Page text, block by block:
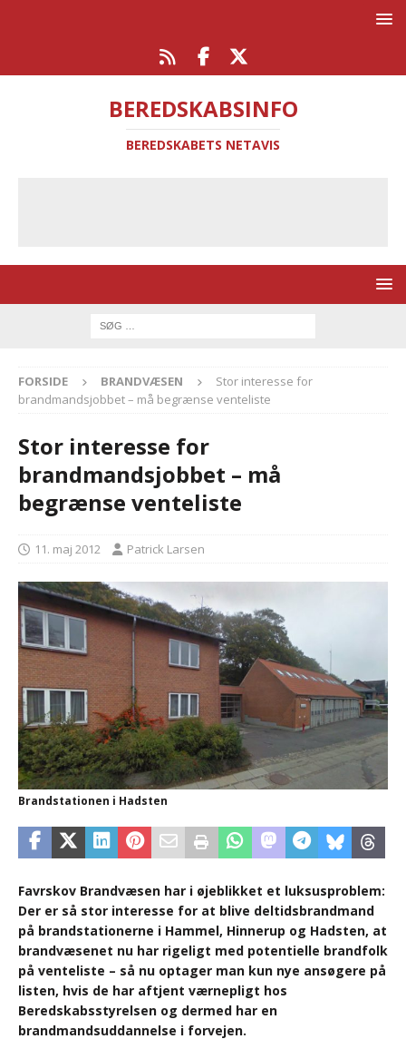
BEREDSKABSINFO
BEREDSKABETS NETAVIS
FORSIDE BRANDVÆSEN
Stor interesse for
brandmandsjobbet – må begrænse venteliste
Stor interesse for
brandmandsjobbet – må
begrænse venteliste
11. maj 2012 Patrick Larsen
Brandstationen i Hadsten
Favrskov Brandvæsen har i øjeblikket et luksusproblem:
Der er så stor interesse for at blive deltidsbrandmand
på brandstationerne i Hammel, Hinnerup og Hadsten, at
brandvæsenet nu har rigeligt med potentielle brandfolk
på venteliste – så nu optager man kun nye ansøgere på
listen, hvis de har aftjent værnepligt hos
Beredskabsstyrelsen og dermed har en
brandmandsuddannelse i forvejen.